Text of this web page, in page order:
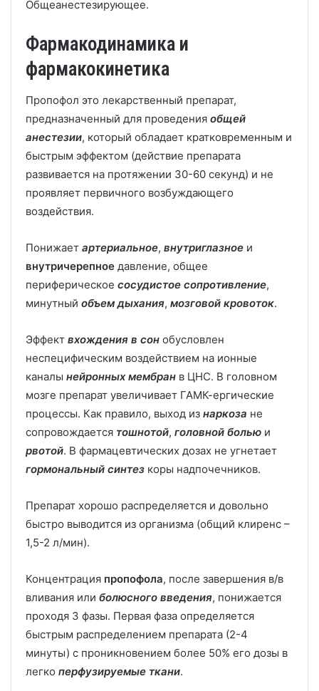
Общеанестезирующее.
Фармакодинамика и
фармакокинетика
Пропофол это лекарственный препарат,
предназначенный для проведения общей
анестезии, который обладает кратковременным и
быстрым эффектом (действие препарата
развивается на протяжении 30-60 секунд) и не
проявляет первичного возбуждающего
воздействия.
Понижает артериальное, внутриглазное и
внутричерепное давление, общее
периферическое сосудистое сопротивление,
минутный объем дыхания, мозговой кровоток.
Эффект вхождения в сон обусловлен
неспецифическим воздействием на ионные
каналы нейронных мембран в ЦНС. В головном
мозге препарат увеличивает ГАМК-ергические
процессы. Как правило, выход из наркоза не
сопровождается тошнотой, головной болью и
рвотой. В фармацевтических дозах не угнетает
гормональный синтез коры надпочечников.
Препарат хорошо распределяется и довольно
быстро выводится из организма (общий клиренс –
1,5-2 л/мин).
Концентрация пропофола, после завершения в/в
вливания или болюсного введения, понижается
проходя 3 фазы. Первая фаза определяется
быстрым распределением препарата (2-4
минуты) с проникновением более 50% его дозы в
легко перфузируемые ткани.